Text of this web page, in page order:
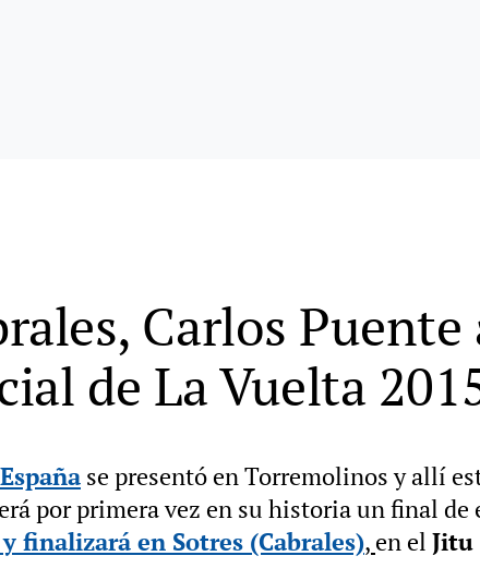
Carlos
de La Vuelta
se presentó en Torremolinos y allí
por primera vez en su historia un final de
finalizará en Sotres (Cabrales), en el Jitu